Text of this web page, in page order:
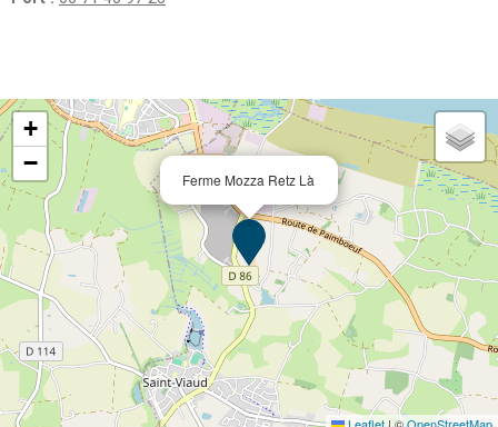
Ferme Mozza Retz Là
+
−
Leaflet|©OpenStreetMap